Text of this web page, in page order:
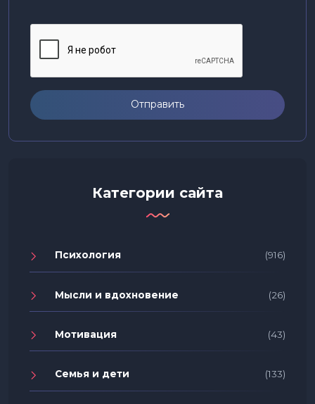
Отправить
Категории сайта
Психология (916)
Мысли и вдохновение (26)
Мотивация (43)
Семья и дети (133)